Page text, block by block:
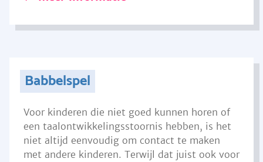
Babbelspel
Voor kinderen die niet goed kunnen horen of
een taalontwikkelingsstoornis hebben, is het
niet altijd eenvoudig om contact te maken
met andere kinderen. Terwijl dat juist ook voor